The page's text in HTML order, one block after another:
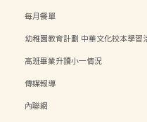
每月餐單
幼稚園教育計劃 中華文化校本學習
高班畢業升讀小一情況
傳媒報導
內聯網